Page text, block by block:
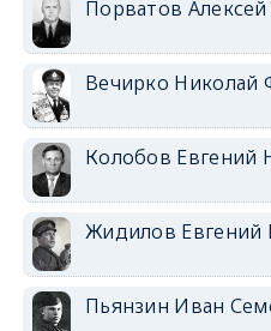
Порватов
Вечирко Николай
Колобов Евгений
Жидилов Евгений
Пьянзин Иван